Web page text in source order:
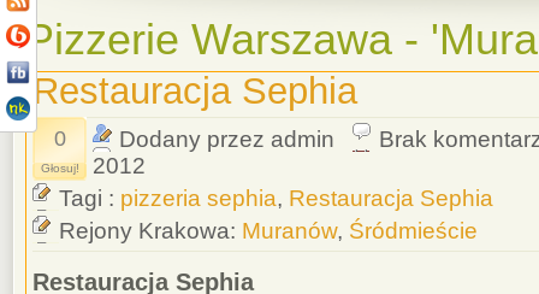
Pizzerie Warszawa -
Restauracja Sephia
0
Głosuj!
Dodany przez admin
Brak
2012
Tagi : pizzeria sephia, Restauracja Sephia
Rejony Krakowa: Muranów, Śródmieście
Restauracja Sephia